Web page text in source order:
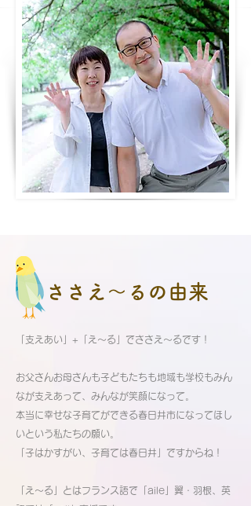
ささえ～るの由来
「支えあい」+「え～る」でささえ～るです！
お父さんお母さんも子どもたちも地域も学校もみん
なが支えあって、みんなが笑顔になって。
本当に幸せな子育てができる春日井市になってほし
いという私たちの願い。
「子はかすがい、子育ては春日井」ですからね！
「え～る」とはフランス語で「aile」翼・羽根、英